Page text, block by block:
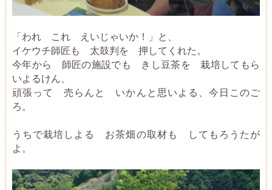
「われ これ えいじゃいか！」と、
イケウチ師匠も 太鼓判を 押してくれた。
今年から 師匠の施設でも きし豆茶を 栽培してもら
いよるけん、
頑張って 売らんと いかんと思いよる、今日このご
ろ。
うちで栽培しよる お茶畑の取材も してもろうたが
よ。